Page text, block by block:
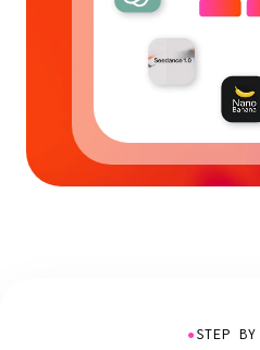
●STEP